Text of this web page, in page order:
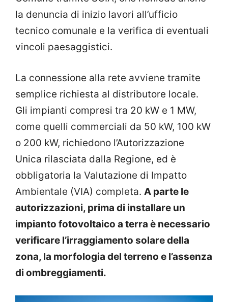
la denuncia di inizio lavori all’ufficio
tecnico comunale e la verifica di eventuali
vincoli paesaggistici.
La connessione alla rete avviene tramite
semplice richiesta al distributore locale.
Gli impianti compresi tra 20 kW e 1 MW,
come quelli commerciali da 50 kW, 100 kW
o 200 kW, richiedono l’Autorizzazione
Unica rilasciata dalla Regione, ed è
obbligatoria la Valutazione di Impatto
Ambientale (VIA) completa. A parte le
autorizzazioni, prima di installare un
impianto fotovoltaico a terra è necessario
verificare l’irraggiamento solare della
zona, la morfologia del terreno e l’assenza
di ombreggiamenti.